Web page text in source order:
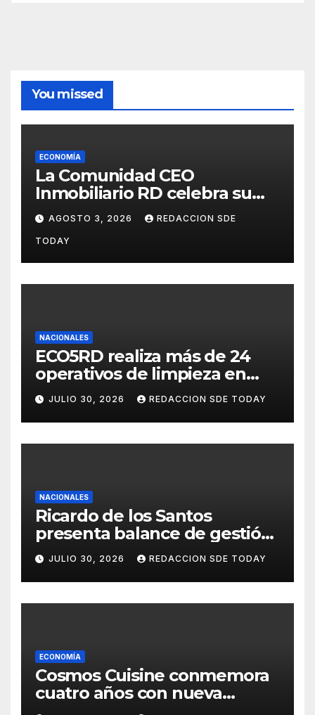
You missed
ECONOMÍA
La Comunidad CEO
Inmobiliario RD celebra su
segundo aniversario
consolidando una cultura de
alianza y colaboración
AGOSTO 3, 2026 REDACCION SDE
TODAY
NACIONALES
ECO5RD realiza más de 24
operativos de limpieza en
diferentes provincias y
municipios del país
JULIO 30, 2026 REDACCION SDE TODAY
NACIONALES
Ricardo de los Santos
presenta balance de gestión
con 416 iniciativas aprobadas
y avances históricos en el
Senado
JULIO 30, 2026 REDACCION SDE TODAY
ECONOMÍA
Cosmos Cuisine conmemora
cuatro años con nueva
administración y nuevos